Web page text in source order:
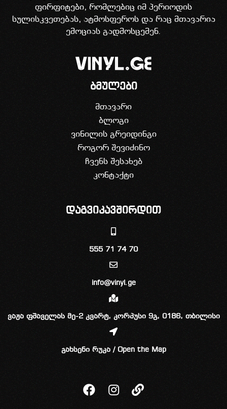
ფირფიტები, რომლებიც იმ პერიოდის
სულისკვეთებას, ატმოსფეროს და რაც მთავარია
ემოციას გადმოსცემენ.
ბმულები
მთავარი
ბლოგი
ვინილის გრეიდინგი
როგორ შევიძინო
ჩვენს შესახებ
კონტაქტი
დაგვიკავშირდით
555 71 74 70
info@vinyl.ge
ვაჟა ფშაველას მე-2 კვარტ, კორპუსი 9გ, 0186, თბილისი
გახსენი რუკა / Open the Map